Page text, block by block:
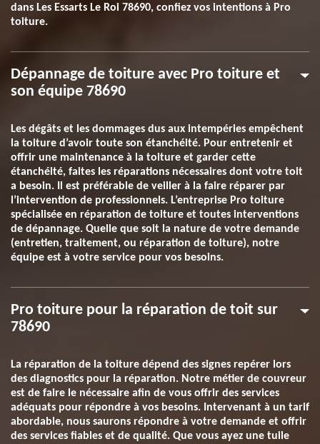
dans Les Essarts Le Roi 78690, confiez vos intentions à Pro
toiture.
Dépannage de toiture avec Pro toiture et
son équipe 78690
Les dégâts et les dommages dus aux intempéries empêchent
la toiture d’avoir toute son étanchéité. Pour entretenir et
offrir une maintenance à la toiture et garder cette
étanchéité, faites les réparations nécessaires dont votre toit
a besoin. Il est préférable de veiller à la faire réparer par
l’intervention de professionnels. L’entreprise Pro toiture
spécialisée en réparation de toiture et toutes interventions
de dépannage. Quelle que soit la nature de votre demande
(entretien, traitement, ou réparation de toiture), notre
équipe est à votre service pour vos besoins.
Pro toiture pour la réparation de toit sur
78690
La réparation de la toiture dépend des signes repérer lors
des diagnostics pour la réparation. Notre métier de couvreur
est de faire le nécessaire afin de vous offrir des services
adéquats pour répondre à vos besoins. Intervenant à un tarif
abordable, nous saurons répondre à votre demande et offrir
des services fiables et de qualité. Que vous ayez une tuile